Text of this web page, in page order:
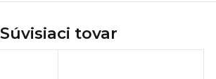
Súvisiaci tovar